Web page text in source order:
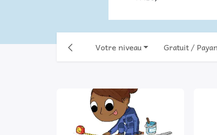
Votre niveau Gratuit /